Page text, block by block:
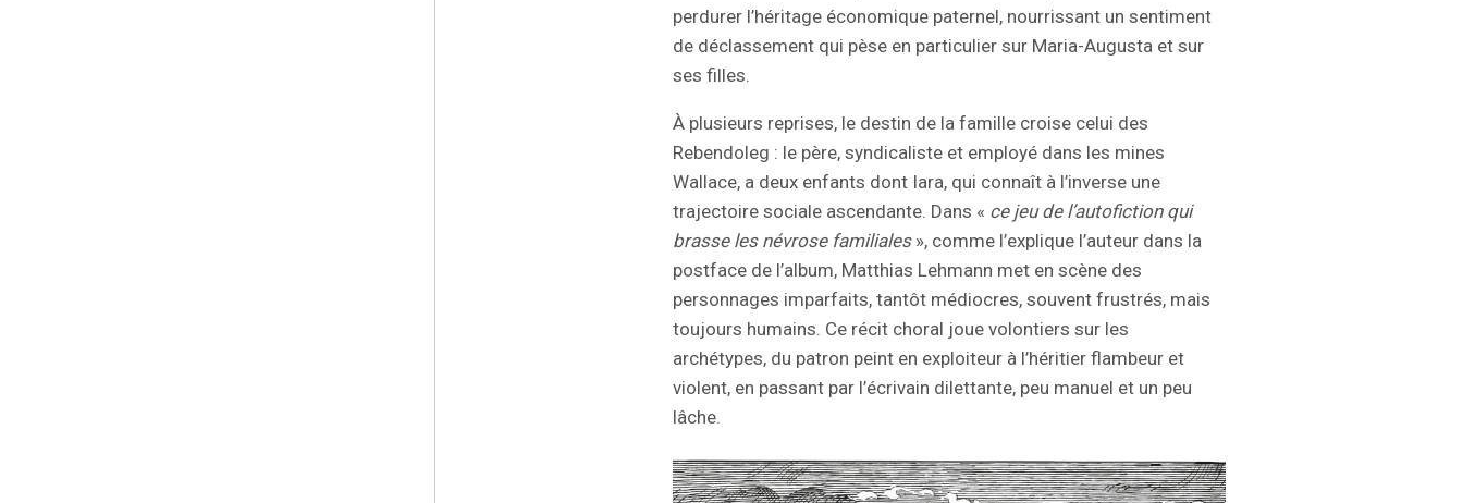
perdurer l’héritage économique paternel, nourrissant un sentiment
de déclassement qui pèse en particulier sur Maria-Augusta et sur
ses filles.
À plusieurs reprises, le destin de la famille croise celui des
Rebendoleg : le père, syndicaliste et employé dans les mines
Wallace, a deux enfants dont Iara, qui connaît à l’inverse une
trajectoire sociale ascendante. Dans « ce jeu de l’autofiction qui
brasse les névrose familiales», comme l’explique l’auteur dans la
postface de l’album, Matthias Lehmann met en scène des
personnages imparfaits, tantôt médiocres, souvent frustrés, mais
toujours humains. Ce récit choral joue volontiers sur les
archétypes, du patron peint en exploiteur à l’héritier flambeur et
violent, en passant par l’écrivain dilettante, peu manuel et un peu
lâche.